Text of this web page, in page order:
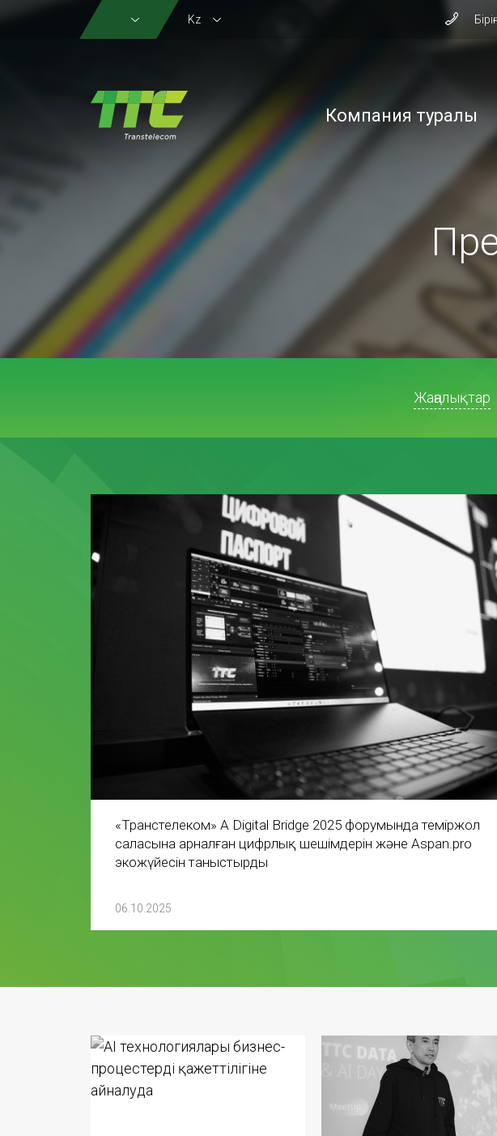
Kz
Компания туралы
Жаңалықтар
«Транстелеком» АҚ Digital Bridge 2025 форумында теміржол
саласына арналған цифрлық шешімдерін және Aspan.pro
экожүйесін таныстырды
06.10.2025